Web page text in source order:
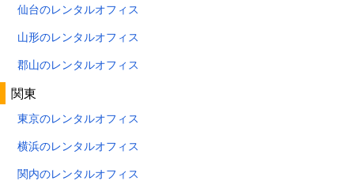
仙台のレンタルオフィス
山形のレンタルオフィス
郡山のレンタルオフィス
関東
東京のレンタルオフィス
横浜のレンタルオフィス
関内のレンタルオフィス